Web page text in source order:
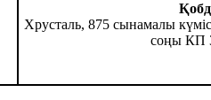
Хрусталь, 875 сынамалы
соңы КП